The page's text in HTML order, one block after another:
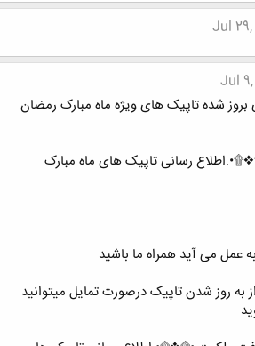
Jul 29,
Jul 9,
بروز شده تاپیک های ویژه ماه مبارک رمضان
رسانی تاپیک های ماه مبارک
عمل می آید همراه ما باشید
روز شدن تاپیک درصورت تمایل میتوانید